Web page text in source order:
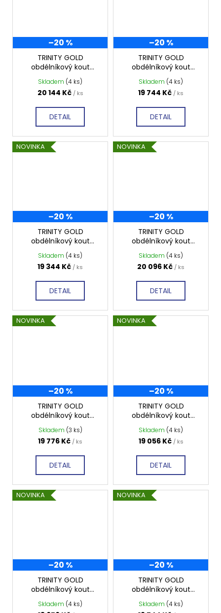
–20 %
TRINITY GOLD
obdélníkový kout
1000x1200mm levý,
matné sklo, GT5612-
10ML-G
Skladem (4 ks)
20 144 Kč / ks
DETAIL
–20 %
TRINITY GOLD
obdélníkový kout
900x1200mm levý,
matné sklo, GT5612-
90ML-G
Skladem (4 ks)
19 744 Kč / ks
DETAIL
NOVINKA
–20 %
TRINITY GOLD
obdélníkový kout
800x1200mm levý,
matné sklo, GT5612-
80ML-G
Skladem (4 ks)
19 344 Kč / ks
DETAIL
NOVINKA
–20 %
TRINITY GOLD
obdélníkový kout
1200x1000mm levý,
matné sklo, GT5610-
12ML-G
Skladem (4 ks)
20 096 Kč / ks
DETAIL
NOVINKA
–20 %
TRINITY GOLD
obdélníkový kout
1100x1000mm levý,
matné sklo, GT5610-
11ML-G
Skladem (3 ks)
19 776 Kč / ks
DETAIL
NOVINKA
–20 %
TRINITY GOLD
obdélníkový kout
900x1000mm levý,
matné sklo, GT5610-
90ML-G
Skladem (4 ks)
19 056 Kč / ks
DETAIL
NOVINKA
–20 %
TRINITY GOLD
obdélníkový kout
800x1000mm levý,
matné sklo, GT5610-
Skladem (4 ks)
NOVINKA
–20 %
TRINITY GOLD
obdélníkový kout
1200x900mm levý,
matné sklo, GT5690-
Skladem (4 ks)